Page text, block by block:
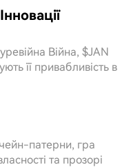
Війна, $JAN
її привабливість в
патерни, гра
та прозорі